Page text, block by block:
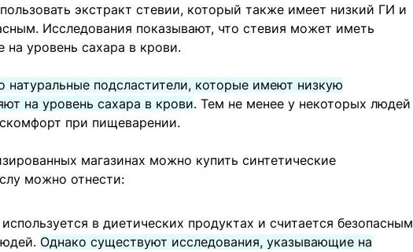
экстракт стевии, который также имеет низкий ГИ и
Исследования показывают, что стевия может иметь
на уровень сахара в крови.
натуральные подсластители, которые имеют низкую
на уровень сахара в крови. Тем не менее у некоторых людей
при пищеварении.
магазинах можно купить синтетические
можно отнести:
в диетических продуктах и считается безопасным
Однако существуют исследования, указывающие на